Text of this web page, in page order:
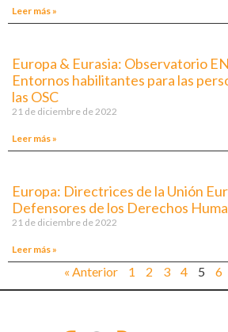
Leer más »
Europa & Eurasia: Observatorio
Entornos habilitantes para las
las OSC
21 de diciembre de 2022
Leer más »
Europa: Directrices de la Unión
Defensores de los Derechos
21 de diciembre de 2022
Leer más »
« Anterior 1 2 3 4 5 6